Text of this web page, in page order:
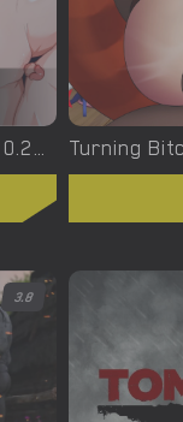
Turning the Page – New Version 0.20.1 [Azienda]
3.8